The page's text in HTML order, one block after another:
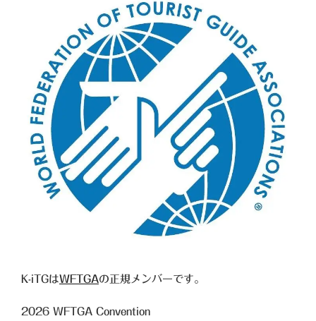
K-iTGはWFTGAの正規メンバーです。
2026 WFTGA Convention